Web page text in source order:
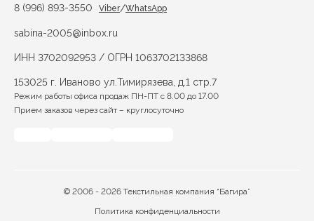
8 (996) 893-3550 Viber/WhatsApp
sabina-2005@inbox.ru
ИНН 3702092953 / ОГРН 1063702133868
153025 г. Иваново ул.Тимирязева, д.1 стр.7
Режим работы офиса продаж ПН-ПТ с 8.00 до 17.00
Прием заказов через сайт – круглосуточно
© 2006 - 2026 Текстильная компания “Багира”
Политика конфиденциальности